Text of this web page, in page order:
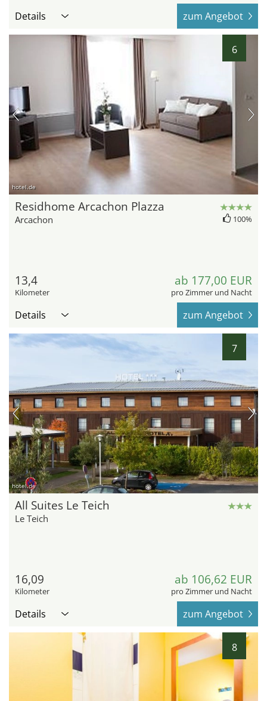
Details zum Angebot
6
hotel.de
Residhome Arcachon Plazza
Arcachon 100%
13,4
Kilometer
ab 177,00 EUR
pro Zimmer und Nacht
Details zum Angebot
7
hotel.de
All Suites Le Teich
Le Teich
16,09
Kilometer
ab 106,62 EUR
pro Zimmer und Nacht
Details zum Angebot
8